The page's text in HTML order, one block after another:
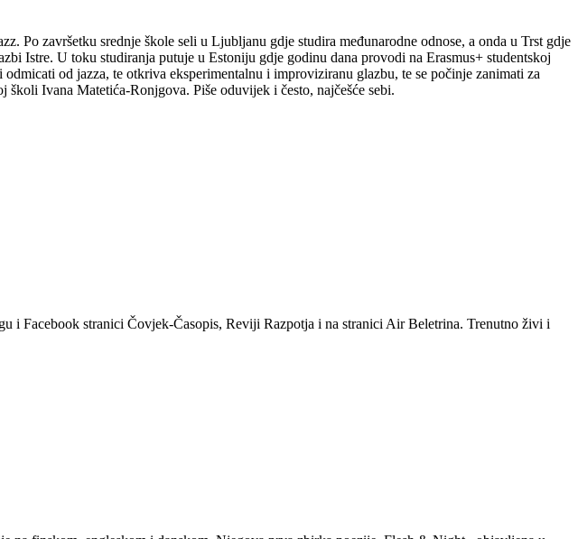
Po završetku srednje škole seli u Ljubljanu gdje studira međunarodne odnose, a onda u Trst gdje
Istre. U toku studiranja putuje u Estoniju gdje godinu dana provodi na Erasmus+ studentskoj
od jazza, te otkriva eksperimentalnu i improviziranu glazbu, te se počinje zanimati za
Ivana Matetića-Ronjgova. Piše oduvijek i često, najčešće sebi.
i Facebook stranici Čovjek-Časopis, Reviji Razpotja i na stranici Air Beletrina. Trenutno živi i